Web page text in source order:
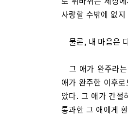
사랑할 수밖에 없
물론, 내 마음은
그 애가 완주라
애가 완주한 이후
았다. 그 애가 간절
통과한 그 애에게